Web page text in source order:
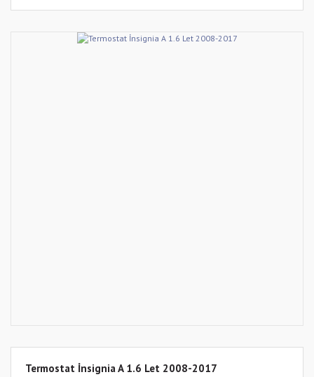
Termostat İnsignia A 1.6 Let 2008-2017